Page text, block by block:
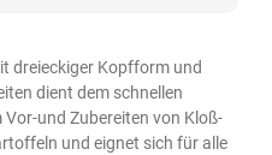
dreieckiger Kopfform und
dient dem schnellen
und Zubereiten von Kloß-
und eignet sich für alle